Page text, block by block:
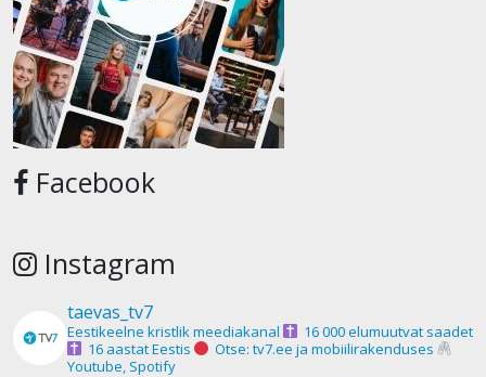
Facebook
Instagram
taevas_tv7
Eestikeelne kristlik meediakanal
16 000 elumuutvat saadet
16 aastat Eestis
Otse: tv7.ee ja mobiilirakenduses
Youtube, Spotify